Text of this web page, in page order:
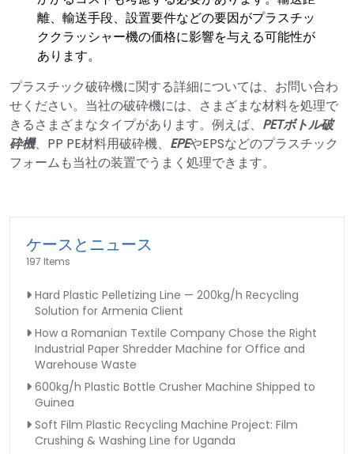
離、輸送手段、設置要件などの要因がプラスチッ
ククラッシャー機の価格に影響を与える可能性が
あります。
プラスチック破砕機に関する詳細については、お問い合わ
せください。当社の破砕機には、さまざまな材料を処理で
きるさまざまなタイプがあります。例えば、 PETボトル破
砕機、PP PE材料用破砕機、 EPEやEPSなどのプラスチック
フォームも当社の装置でうまく処理できます。
ケースとニュース
197 Items
Hard Plastic Pelletizing Line — 200kg/h Recycling
Solution for Armenia Client
How a Romanian Textile Company Chose the Right
Industrial Paper Shredder Machine for Office and
Warehouse Waste
600kg/h Plastic Bottle Crusher Machine Shipped to
Guinea
Soft Film Plastic Recycling Machine Project: Film
Crushing & Washing Line for Uganda